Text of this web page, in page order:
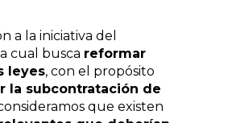
a la iniciativa del
cual busca reformar
leyes, con el propósito
la subcontratación de
que existen